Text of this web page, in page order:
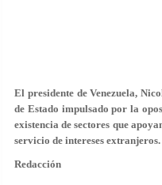
El presidente de Venezuela,
de Estado impulsado por la
existencia de sectores que
servicio de intereses extranjeros.
Redacción